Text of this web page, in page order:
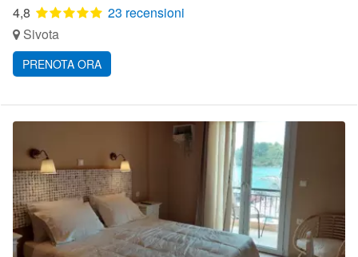
4,8
23 recensioni
Sivota
PRENOTA ORA